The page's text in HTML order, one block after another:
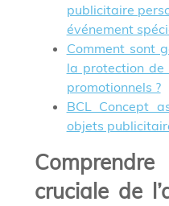
publicitaire
événement
Comment sont
la protection de
promotionnels ?
BCL Concept
objets
cruciale de